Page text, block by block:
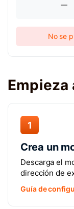
—
No se
Empieza
1
Crea un
Descarga el
dirección de
Guía de